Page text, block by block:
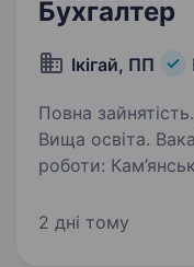
Бухгалтер
Ікігай, ПП
Повна
Вища освіта. Вакансія: Бухгалтер Місце
роботи:
та досвідченого
2 дні тому